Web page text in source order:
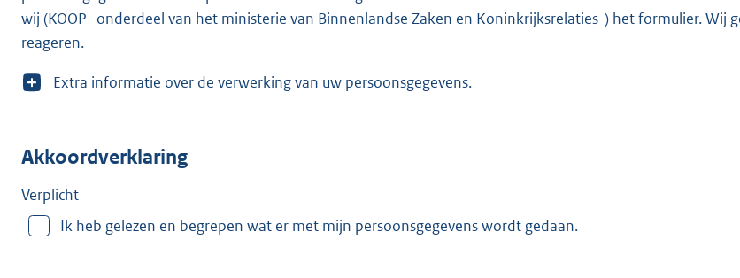
wij (KOOP -onderdeel van het ministerie van Binnenlandse Zaken en Koninkrijksrelaties-) het formulier. Wij
reageren.
T
m
e
Extra informatie over de verwerking van uw persoonsgegevens.
Akkoordverklaring
Verplicht
Ik heb gelezen en begrepen wat er met mijn persoonsgegevens wordt gedaan.